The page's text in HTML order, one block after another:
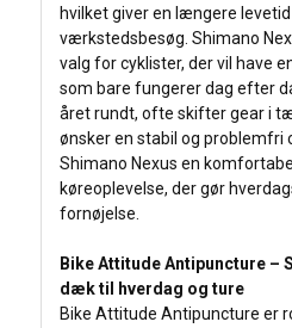
hvilket giver en længere
værkstedsbesøg. Shimano
valg for cyklister, der vil have
som bare fungerer dag efter
året rundt, ofte skifter gear i
ønsker en stabil og problemfri
Shimano Nexus en
køreoplevelse, der gør
fornøjelse.
Bike Attitude Antipuncture
dæk til hverdag og ture
Bike Attitude Antipuncture er